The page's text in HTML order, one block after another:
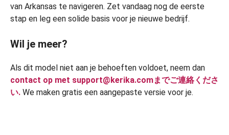
van Arkansas te navigeren. Zet vandaag nog de eerste
stap en leg een solide basis voor je nieuwe bedrijf.
Wil je meer?
Als dit model niet aan je behoeften voldoet, neem dan
contact op met support@kerika.comまでご連絡くださ
い. We maken gratis een aangepaste versie voor je.